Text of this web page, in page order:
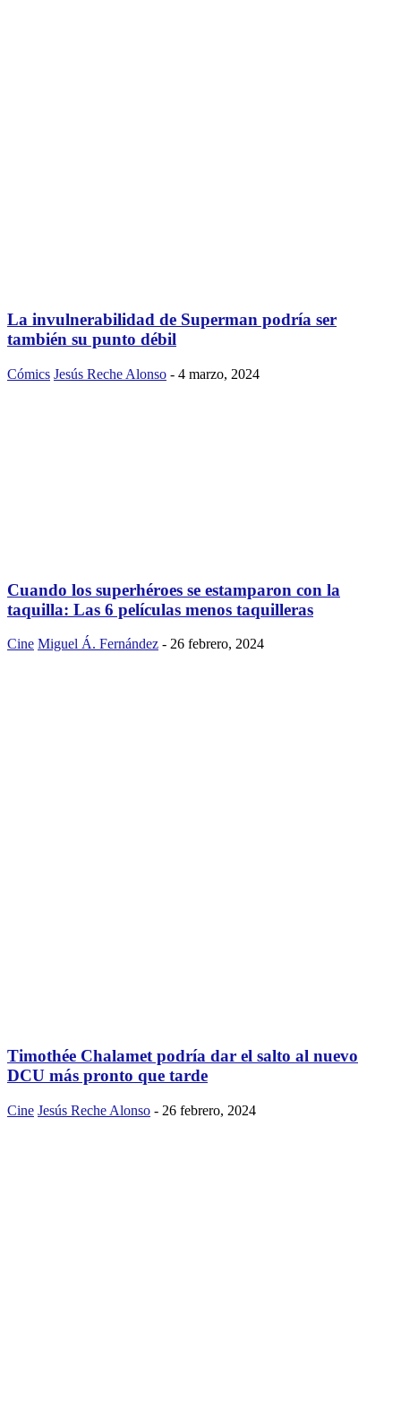
La invulnerabilidad de Superman podría ser
también su punto débil
Cómics Jesús Reche Alonso - 4 marzo, 2024
Cuando los superhéroes se estamparon con la
taquilla: Las 6 películas menos taquilleras
Cine Miguel Á. Fernández - 26 febrero, 2024
Timothée Chalamet podría dar el salto al nuevo
DCU más pronto que tarde
Cine Jesús Reche Alonso - 26 febrero, 2024